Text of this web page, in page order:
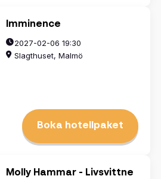
Imminence
2027-02-06 19:30
Slagthuset, Malmö
Boka hotellpaket
Molly Hammar - Livsvittne